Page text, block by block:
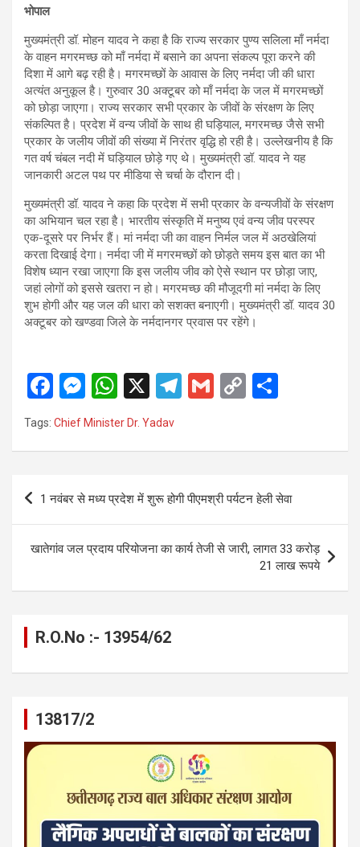
भोपाल
मुख्यमंत्री डॉ. मोहन यादव ने कहा है कि राज्य सरकार पुण्य सलिला माँ नर्मदा
के वाहन मगरमच्छ को माँ नर्मदा में बसाने का अपना संकल्प पूरा करने की
दिशा में आगे बढ़ रही है। मगरमच्छों के आवास के लिए नर्मदा जी की धारा
अत्यंत अनुकूल है। गुरुवार 30 अक्टूबर को माँ नर्मदा के जल में मगरमच्छों
को छोड़ा जाएगा। राज्य सरकार सभी प्रकार के जीवों के संरक्षण के लिए
संकल्पित है। प्रदेश में वन्य जीवों के साथ ही घड़ियाल, मगरमच्छ जैसे सभी
प्रकार के जलीय जीवों की संख्या में निरंतर वृद्धि हो रही है। उल्लेखनीय है कि
गत वर्ष चंबल नदी में घड़ियाल छोड़े गए थे। मुख्यमंत्री डॉ. यादव ने यह
जानकारी अटल पथ पर मीडिया से चर्चा के दौरान दी।
मुख्यमंत्री डॉ. यादव ने कहा कि प्रदेश में सभी प्रकार के वन्यजीवों के संरक्षण
का अभियान चल रहा है। भारतीय संस्कृति में मनुष्य एवं वन्य जीव परस्पर
एक-दूसरे पर निर्भर हैं। मां नर्मदा जी का वाहन निर्मल जल में अठखेलियां
करता दिखाई देगा। नर्मदा जी में मगरमच्छों को छोड़ते समय इस बात का भी
विशेष ध्यान रखा जाएगा कि इस जलीय जीव को ऐसे स्थान पर छोड़ा जाए,
जहां लोगों को इससे खतरा न हो। मगरमच्छ की मौजूदगी मां नर्मदा के लिए
शुभ होगी और यह जल की धारा को सशक्त बनाएगी। मुख्यमंत्री डॉ. यादव 30
अक्टूबर को खण्डवा जिले के नर्मदानगर प्रवास पर रहेंगे।
F
a
ce
o
k
M
es
se
g
W
h
at
A
p
p
X
T
a
m
G
C
n
k
Tags: Chief Minister Dr. Yadav
Post
1 नवंबर से मध्य प्रदेश में शुरू होगी पीएमश्री पर्यटन हेली सेवा
खातेगांव जल प्रदाय परियोजना का कार्य तेजी से जारी, लागत 33 करोड़
21 लाख रूपये
R.O.No :- 13954/62
13817/2